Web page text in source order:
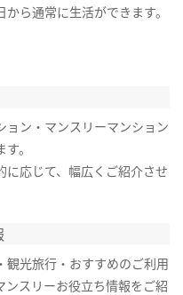
ら通常に生活ができます。
ョン・マンスリーマンション
。
に応じて、幅広くご紹介させ
観光旅行・おすすめのご利用
ンスリーお役立ち情報をご紹